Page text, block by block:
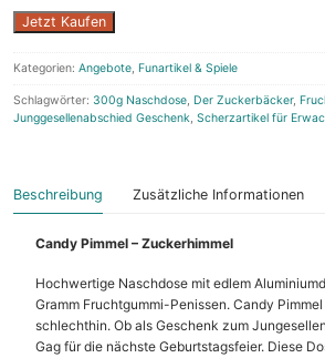
Jetzt Kaufen
Kategorien: Angebote, Funartikel & Spiele
Schlagwörter: 300g Naschdose, Der Zuckerbäcker,
Junggesellenabschied Geschenk, Scherzartikel für
Beschreibung Zusätzliche Informationen
Candy Pimmel – Zuckerhimmel
Hochwertige Naschdose mit edlem
Gramm Fruchtgummi-Penissen. Candy
schlechthin. Ob als Geschenk zum
Gag für die nächste Geburtstagsfeier. Diese